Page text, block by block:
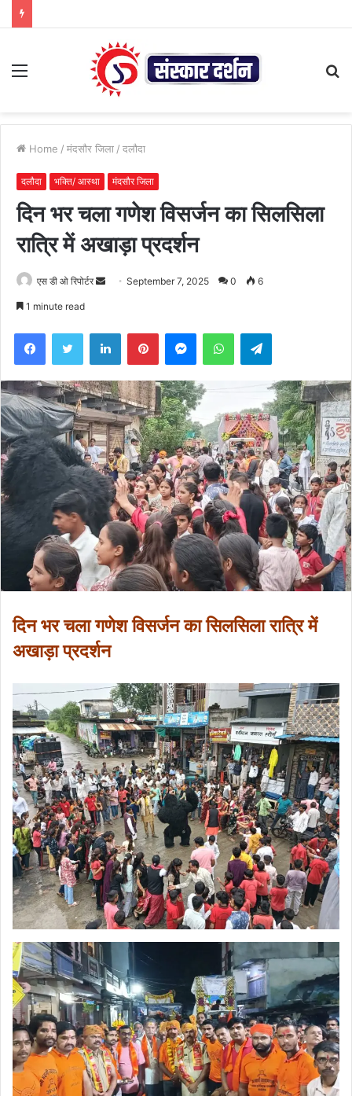
Menu
Home / मंदसौर जिला / दलौदा
दलौदा भक्ति/ आस्था मंदसौर जिला
दिन भर चला गणेश विसर्जन का सिलसिला
रात्रि में अखाड़ा प्रदर्शन
एस डी ओ रिपोर्टर
Send September 7, 2025 0 6
1 minute read
FacebookTwitter LinkedInPinterestMessengerWhatsAppTelegram
दिन भर चला गणेश विसर्जन का सिलसिला रात्रि में
अखाड़ा प्रदर्शन